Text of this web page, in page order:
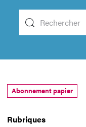
Rubriques
Abonnement papier